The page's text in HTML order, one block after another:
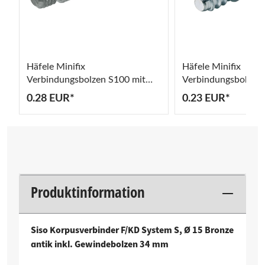
Häfele Minifix
Verbindungsbolzen S100 mit
Gewinde M6 Stahl blank
0.28 EUR*
Häfele Minifix
Verbindungsbolzen
Spezialgewinde
0.23 EUR*
Produktinformation
Siso Korpusverbinder F/KD System S, Ø 15 Bronze
antik inkl. Gewindebolzen 34 mm